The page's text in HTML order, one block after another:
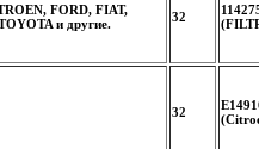
FORD, FIAT,
и другие.
32
32